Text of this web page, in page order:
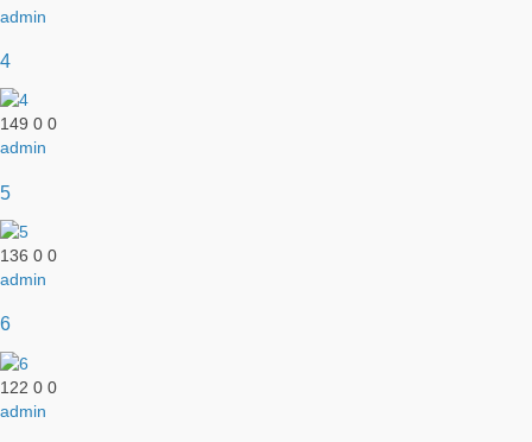
admin
4
149 0 0
admin
5
136 0 0
admin
6
122 0 0
admin